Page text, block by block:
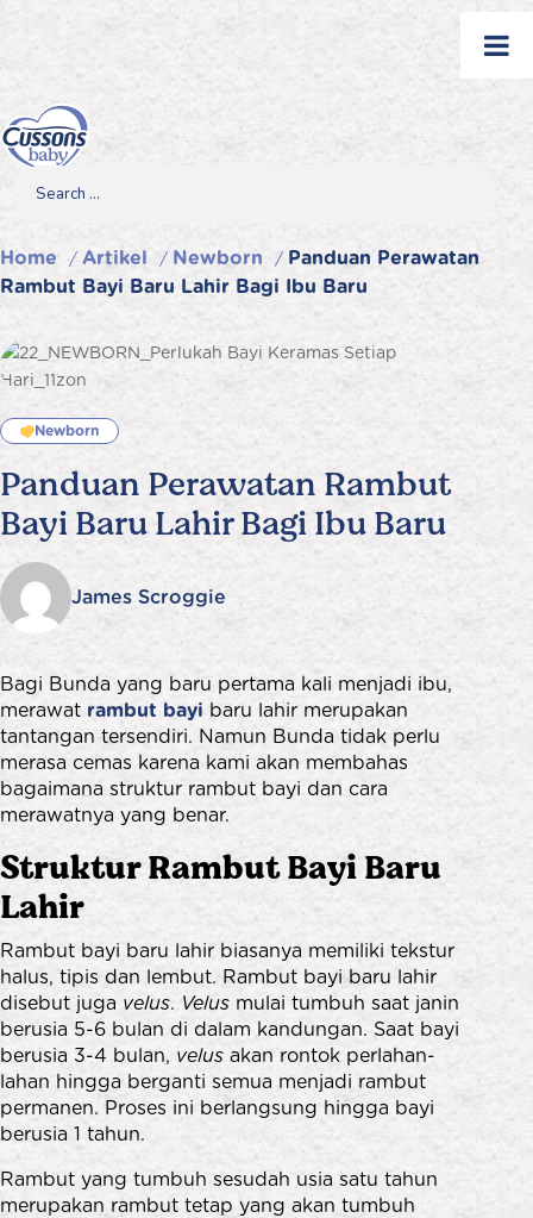
Search
Home / Artikel / Newborn / Panduan Perawatan
Rambut Bayi Baru Lahir Bagi Ibu Baru
Newborn
Panduan Perawatan Rambut
Bayi Baru Lahir Bagi Ibu Baru
James Scroggie
Bagi Bunda yang baru pertama kali menjadi ibu,
merawat rambut bayi baru lahir merupakan
tantangan tersendiri. Namun Bunda tidak perlu
merasa cemas karena kami akan membahas
bagaimana struktur rambut bayi dan cara
merawatnya yang benar.
Struktur Rambut Bayi Baru
Lahir
Rambut bayi baru lahir biasanya memiliki tekstur
halus, tipis dan lembut. Rambut bayi baru lahir
disebut juga velus. Velus mulai tumbuh saat janin
berusia 5-6 bulan di dalam kandungan. Saat bayi
berusia 3-4 bulan, velus akan rontok perlahan-
lahan hingga berganti semua menjadi rambut
permanen. Proses ini berlangsung hingga bayi
berusia 1 tahun.
Rambut yang tumbuh sesudah usia satu tahun
merupakan rambut tetap yang akan tumbuh